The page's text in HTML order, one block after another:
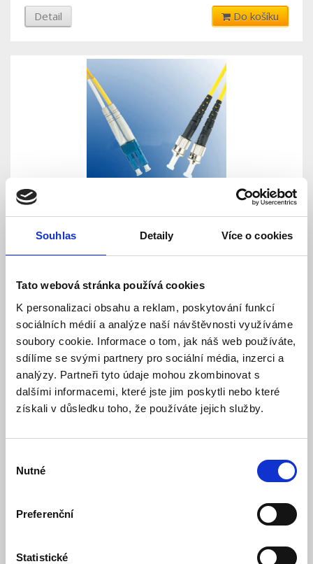
Souhlas Detaily Více o cookies
Tato webová stránka používá cookies
K personalizaci obsahu a reklam, poskytování funkcí
sociálních médií a analýze naší návštěvnosti využíváme
soubory cookie. Informace o tom, jak náš web používáte,
sdílíme se svými partnery pro sociální média, inzerci a
analýzy. Partneři tyto údaje mohou zkombinovat s
dalšími informacemi, které jste jim poskytli nebo které
získali v důsledku toho, že používáte jejich služby.
souhlasu
Nutné
Preferenční
Statistické
Detail Do košíku
Do košíku
202 Kč